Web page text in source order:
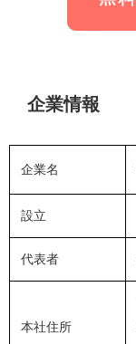
企業情報
企業名
設立
代表者
本社住所